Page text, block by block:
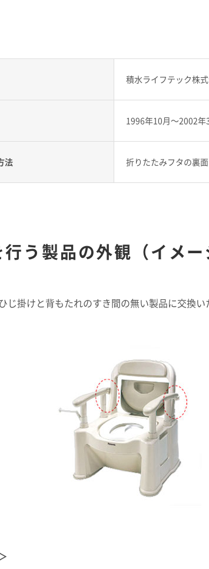
積水ライフテック株
1996年10月～2002年
法 折りたたみフタの裏
う製品の外観（イメー
じ掛けと背もたれのすき間の無い製品に交換い